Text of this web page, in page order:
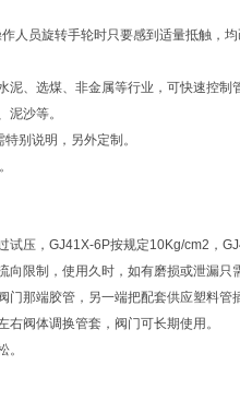
人员旋转手轮时只要感到适量抵触，
、选煤、非金属等行业，可快速控制
泥沙等。
别说明，另外定制。
试压，GJ41X-6P按规定10Kg/cm2，
限制，使用久时，如有磨损或泄漏只
那端胶管，另一端把配套供应塑料管
阀体调换管套，阀门可长期使用。
。